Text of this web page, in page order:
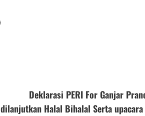
Deklarasi PERI For Ganjar
dilanjutkan Halal Bihalal Serta